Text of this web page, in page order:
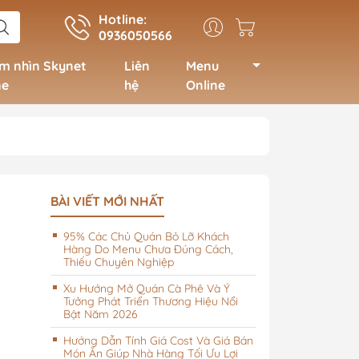
Hotline:
0936050566
Menu Spa, nail, salon tóc
vừa và nhỏ
Menu Spa, nail, salon tóc
có hệ thống lớn, sang
trọng
nhìn Skynet
Liên
hệ
Menu
Online
BÀI VIẾT MỚI NHẤT
95% Các Chủ Quán Bỏ Lỡ Khách
Hàng Do Menu Chưa Đúng Cách,
Thiếu Chuyên Nghiệp
Xu Hướng Mở Quán Cà Phê Và Ý
Tưởng Phát Triển Thương Hiệu Nổi
Bật Năm 2026
Hướng Dẫn Tính Giá Cost Và Giá Bán
Món Ăn Giúp Nhà Hàng Tối Ưu Lợi